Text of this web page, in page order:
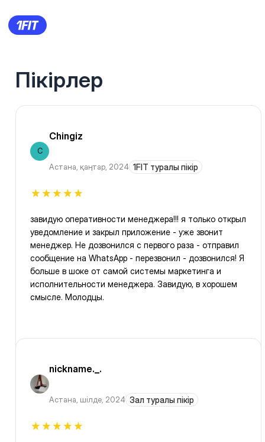
Пікірлер
C
Chingiz
Астана, қаңтар, 2024 1FIT туралы пікір
завидую оперативности менеджера!!! я только открыл
уведомление и закрыл приложение - уже звонит
менеджер. Не дозвонился с первого раза - отправил
сообщение на WhatsApp - перезвонил - дозвонился! Я
больше в шоке от самой системы маркетинга и
исполнительности менеджера. Завидую, в хорошем
смысле. Молодцы.
nickname._.
Астана, шілде, 2024 Зал туралы пікір